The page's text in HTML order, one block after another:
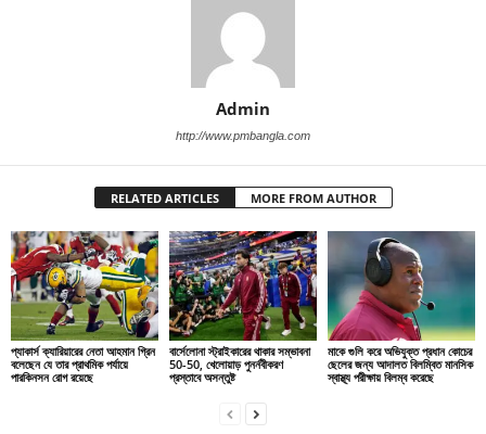
Admin
http://www.pmbangla.com
RELATED ARTICLES MORE FROM AUTHOR
প্যাকার্স ক্যারিয়ারের নেতা আহমান গ্রিন
বলেছেন যে তার প্রাথমিক পর্যায়ে
পারকিনসন রোগ রয়েছে
বার্সেলোনা স্ট্রাইকারের থাকার সম্ভাবনা
50-50, খেলোয়াড় পুনর্নবীকরণ
প্রস্তাবে অসন্তুষ্ট
মাকে গুলি করে অভিযুক্ত প্রধান কোচের
ছেলের জন্য আদালত বিলম্বিত মানসিক
স্বাস্থ্য পরীক্ষায় বিলম্ব করেছে